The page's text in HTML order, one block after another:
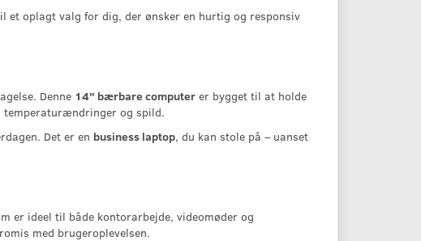
et oplagt valg for dig, der ønsker en hurtig og responsiv
Denne 14" bærbare computer er bygget til at holde
temperaturændringer og spild.
Det er en business laptop, du kan stole på – uanset
er ideel til både kontorarbejde, videomøder og
med brugeroplevelsen.